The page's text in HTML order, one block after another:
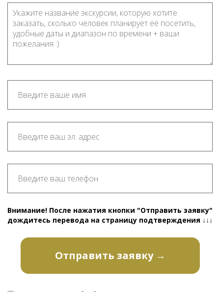
Внимание! После нажатия кнопки "Отправить заявку"
дождитесь перевода на страницу подтверждения ↓↓↓
Отправить заявку →